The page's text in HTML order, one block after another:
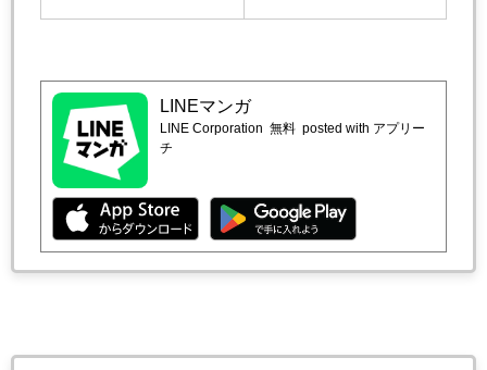
LINEマンガ
LINE Corporation 無料 posted with アプリー
チ